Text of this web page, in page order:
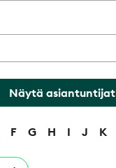
Näytä asiantuntijat
F G H I J K